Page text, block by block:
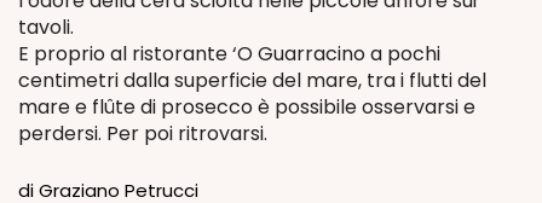
tavoli.
E proprio al ristorante ‘O Guarracino a pochi
centimetri dalla superficie del mare, tra i flutti del
mare e flûte di prosecco è possibile osservarsi e
perdersi. Per poi ritrovarsi.
di Graziano Petrucci